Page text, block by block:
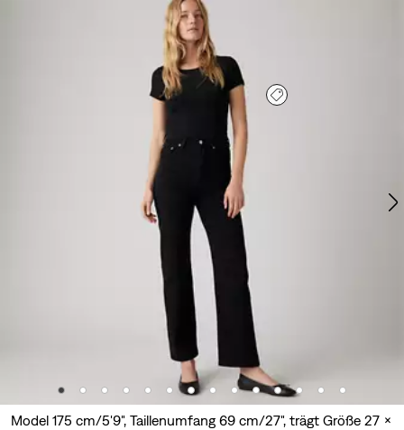
Model 175 cm/5'9", Taillenumfang 69 cm/27", trägt Größe 27 x